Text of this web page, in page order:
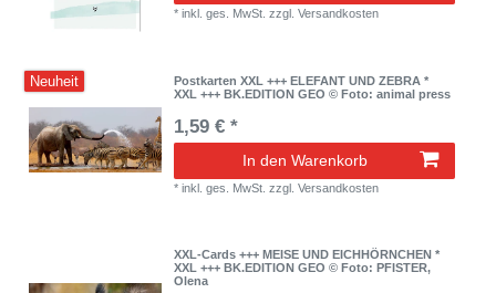
*inkl. ges. MwSt. zzgl.Versandkosten
Neuheit
Postkarten XXL +++ ELEFANT UND ZEBRA *
XXL +++ BK.EDITION GEO © Foto: animal press
1,59 € *
In den Warenkorb
*inkl. ges. MwSt. zzgl.Versandkosten
XXL-Cards +++ MEISE UND EICHHÖRNCHEN *
XXL +++ BK.EDITION GEO © Foto: PFISTER,
Olena